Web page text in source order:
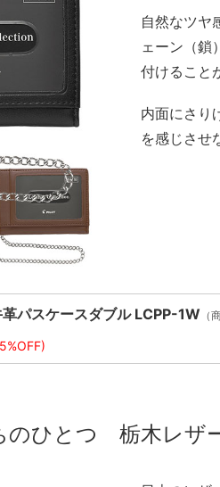
自然なツヤ
ェーン（鎖
付けること
内面にさり
を感じさせ
パスケースダブル LCPP-1W （
のひとつ 栃木レザ